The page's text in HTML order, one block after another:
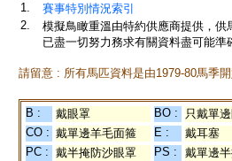
1.
賽事特別情況索引
2.
模擬鳥瞰重溫由特約供應商提供，
已盡一切努力務求有關資料盡可能
請留意 : 所有馬匹資料是由1979-80馬季
B : 戴眼罩 BO : 只戴單
CO : 戴單邊羊毛面箍 E : 戴耳塞
PC : 戴半掩防沙眼罩 PS :
戴單邊